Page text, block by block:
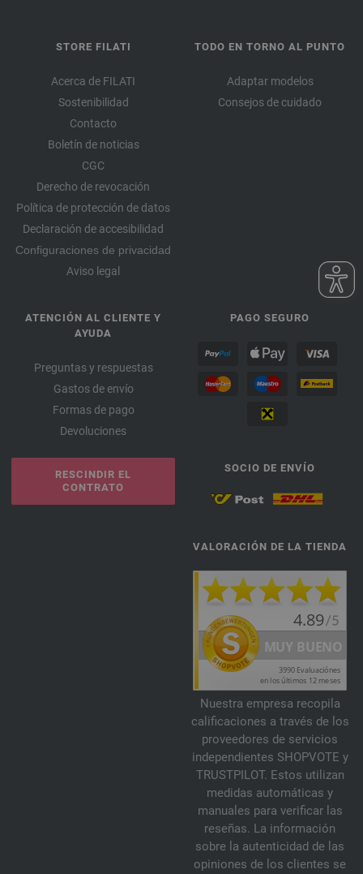
STORE FILATI
Acerca de FILATI
Sostenibilidad
Contacto
Boletín de noticias
CGC
Derecho de revocación
Política de protección de datos
Declaración de accesibilidad
Configuraciones de privacidad
Aviso legal
TODO EN TORNO AL PUNTO
Adaptar modelos
Consejos de cuidado
ATENCIÓN AL CLIENTE Y
AYUDA
Preguntas y respuestas
Gastos de envío
Formas de pago
Devoluciones
RESCINDIR EL
CONTRATO
PAGO SEGURO
SOCIO DE ENVÍO
VALORACIÓN DE LA TIENDA
Nuestra empresa recopila
calificaciones a través de los
proveedores de servicios
independientes SHOPVOTE y
TRUSTPILOT. Estos utilizan
medidas automáticas y
manuales para verificar las
reseñas. La información
sobre la autenticidad de las
opiniones de los clientes se